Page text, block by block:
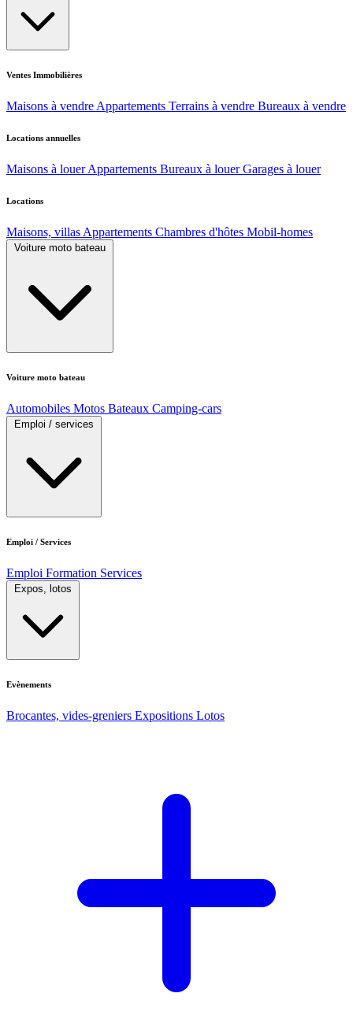
Ventes Immobilières
Maisons à vendre Appartements Terrains à vendre Bureaux à vendre
Locations annuelles
Maisons à louer Appartements Bureaux à louer Garages à louer
Locations
Maisons, villas Appartements Chambres d'hôtes Mobil-homes
Voiture moto bateau
Voiture moto bateau
Automobiles Motos Bateaux Camping-cars
Emploi / services
Emploi / Services
Emploi Formation Services
Expos, lotos
Evènements
Brocantes, vides-greniers Expositions Lotos